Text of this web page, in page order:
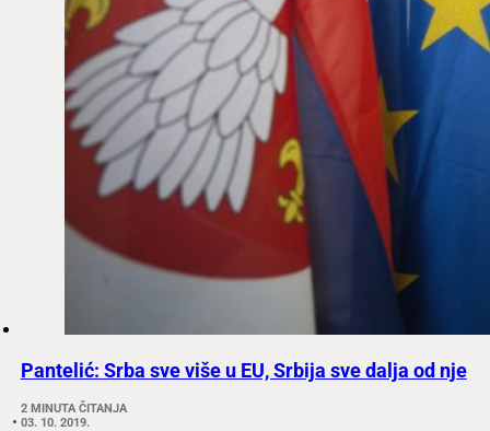
Pantelić: Srba sve više u EU, Srbija sve dalja od nje
2 MINUTA ČITANJA
03. 10. 2019.